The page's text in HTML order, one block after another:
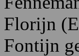
Florijn (E
Fontijn